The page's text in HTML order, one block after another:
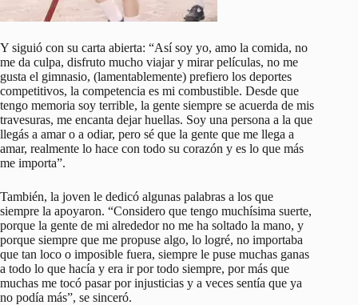
Y siguió con su carta abierta: “Así soy yo, amo la comida, no
me da culpa, disfruto mucho viajar y mirar películas, no me
gusta el gimnasio, (lamentablemente) prefiero los deportes
competitivos, la competencia es mi combustible. Desde que
tengo memoria soy terrible, la gente siempre se acuerda de mis
travesuras, me encanta dejar huellas. Soy una persona a la que
llegás a amar o a odiar, pero sé que la gente que me llega a
amar, realmente lo hace con todo su corazón y es lo que más
me importa”.
También, la joven le dedicó algunas palabras a los que
siempre la apoyaron. “Considero que tengo muchísima suerte,
porque la gente de mi alrededor no me ha soltado la mano, y
porque siempre que me propuse algo, lo logré, no importaba
que tan loco o imposible fuera, siempre le puse muchas ganas
a todo lo que hacía y era ir por todo siempre, por más que
muchas me tocó pasar por injusticias y a veces sentía que ya
no podía más”, se sinceró.